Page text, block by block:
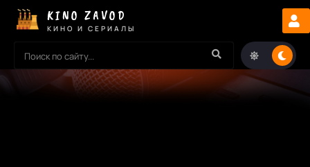
KINO ZAVOD
КИНО И СЕРИАЛЫ